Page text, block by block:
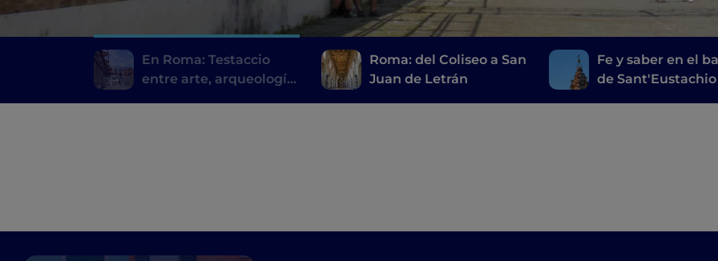
En Roma: Testaccio
entre arte, arqueología
Roma: del Coliseo a San
Juan de Letrán
Fe y saber en el
de Sant'Eustachio